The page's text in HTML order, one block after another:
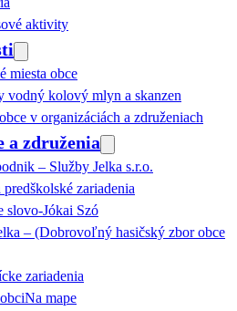
aktivity
miesta obce
vodný kolový mlyn a skanzen
v organizáciách a združeniach
a združenia
– Služby Jelka s.r.o.
predškolské zariadenia
slovo-Jókai Szó
– (Dobrovoľný hasičský zbor obce
zariadenia
Na mape